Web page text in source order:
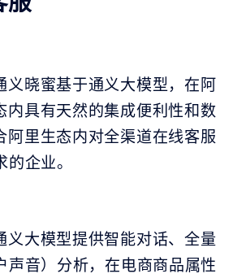
义晓蜜基于通义大模型，在阿
内具有天然的集成便利性和数
阿里生态内对全渠道在线客服
企业。
义大模型提供智能对话、全量
声音）分析，在电商商品属性